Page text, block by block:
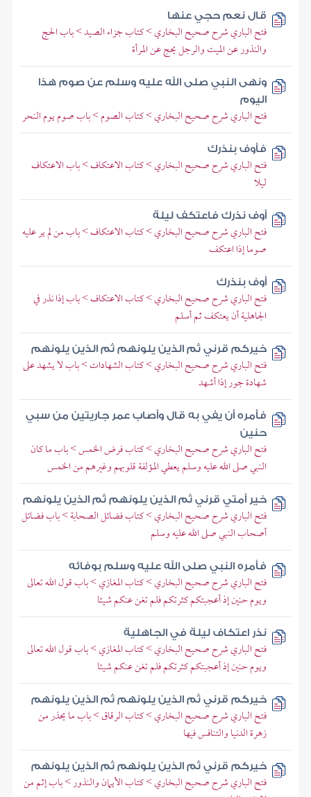
قال نعم حجي عنها
فتح الباري شرح صحيح البخاري > كتاب جزاء الصيد > باب الحج
والنذور عن الميت والرجل يحج عن المرأة
ونهى النبي صلى الله عليه وسلم عن صوم هذا
اليوم
فتح الباري شرح صحيح البخاري > كتاب الصوم > باب صوم يوم النحر
فأوف بنذرك
فتح الباري شرح صحيح البخاري > كتاب الاعتكاف > باب الاعتكاف
ليلا
أوف نذرك فاعتكف ليلة
فتح الباري شرح صحيح البخاري > كتاب الاعتكاف > باب من لم ير عليه
صوما إذا اعتكف
أوف بنذرك
فتح الباري شرح صحيح البخاري > كتاب الاعتكاف > باب إذا نذر في
الجاهلية أن يعتكف ثم أسلم
خيركم قرني ثم الذين يلونهم ثم الذين يلونهم
فتح الباري شرح صحيح البخاري > كتاب الشهادات > باب لا يشهد على
شهادة جور إذا أشهد
فأمره أن يفي به قال وأصاب عمر جاريتين من سبي
حنين
فتح الباري شرح صحيح البخاري > كتاب فرض الخمس > باب ما كان
النبي صلى الله عليه وسلم يعطي المؤلفة قلوبهم وغيرهم من الخمس
خير أمتي قرني ثم الذين يلونهم ثم الذين يلونهم
فتح الباري شرح صحيح البخاري > كتاب فضائل الصحابة > باب فضائل
أصحاب النبي صلى الله عليه وسلم
فأمره النبي صلى الله عليه وسلم بوفائه
فتح الباري شرح صحيح البخاري > كتاب المغازي > باب قول الله تعالى
ويوم حنين إذ أعجبتكم كثرتكم فلم تغن عنكم شيئا
نذر اعتكاف ليلة في الجاهلية
فتح الباري شرح صحيح البخاري > كتاب المغازي > باب قول الله تعالى
ويوم حنين إذ أعجبتكم كثرتكم فلم تغن عنكم شيئا
خيركم قرني ثم الذين يلونهم ثم الذين يلونهم
فتح الباري شرح صحيح البخاري > كتاب الرقاق > باب ما يحذر من
زهرة الدنيا والتنافس فيها
خيركم قرني ثم الذين يلونهم ثم الذين يلونهم
فتح الباري شرح صحيح البخاري > كتاب الأيمان والنذور > باب إثم من